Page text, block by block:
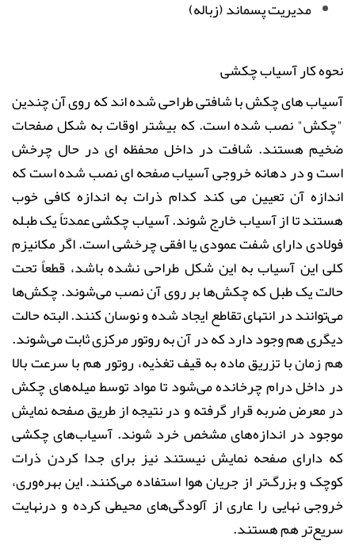
مدیریت پسماند (زباله)
نحوه کار آسیاب چکشی
آسیاب های چکش با شافتی طراحی شده اند که روی آن چندین
"چکش" نصب شده است. که بیشتر اوقات به شکل صفحات
ضخیم هستند. شافت در داخل محفظه ای در حال چرخش
است و در دهانه خروجی آسیاب صفحه ای نصب شده است که
اندازه آن تعیین می کند کدام ذرات به اندازه کافی خوب
هستند تا از آسیاب خارج شوند. آسیاب چکشی عمدتاً یک طبله
فولادی دارای شفت عمودی یا افقی چرخشی است. اگر مکانیزم
کلی این آسیاب به این شکل طراحی نشده باشد، قطعاً تحت
حالت یک طبل‌ که چکش‌ها بر روی آن نصب می‌شوند. چکش‌ها
می‌توانند در انتهای تقاطع ایجاد شده و نوسان کنند. البته حالت
دیگری هم وجود دارد که در آن به روتور مرکزی ثابت می‌شوند.
هم‌ زمان با تزریق ماده به قیف تغذیه، روتور هم با سرعت ‌بالا
در داخل درام چرخانده می‌شود تا مواد توسط میله‌های چکش
در معرض ضربه قرار گرفته و در نتیجه از طریق صفحه‌ نمایش
موجود در اندازه‌های مشخص خرد ‌شوند. آسیاب‌های چکشی
که دارای صفحه ‌نمایش نیستند نیز برای جدا کردن ذرات
کوچک و بزرگ‌تر از جریان هوا استفاده می‌کنند. این بهره‌وری،
خروجی نهایی را عاری از آلودگی‌های محیطی کرده و درنهایت
سریع‌تر هم هستند.